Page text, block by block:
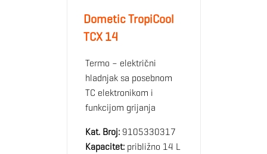
Dometic TropiCool
TCX 14
Termo – električni
hladnjak sa posebnom
TC elektronikom i
funkcijom grijanja
Kat. Broj:9105330317
Kapacitet:približno 14 L